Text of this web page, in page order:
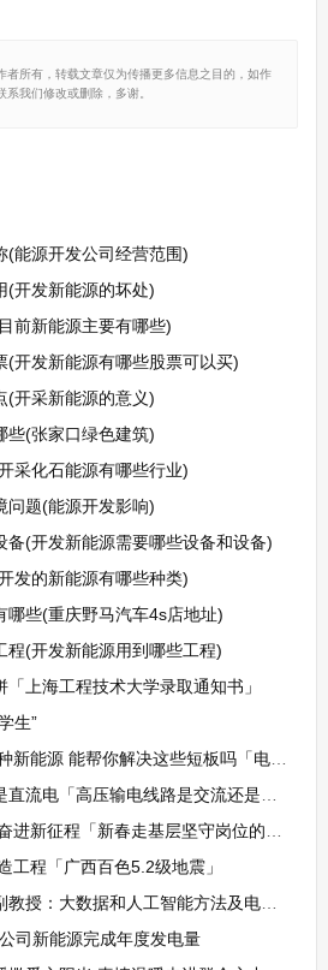
者所有，转载文章仅为传播更多信息之目的，如作
我们修改或删除，多谢。
(能源开发公司经营范围)
(开发新能源的坏处)
前新能源主要有哪些)
(开发新能源有哪些股票可以买)
(开采新能源的意义)
些(张家口绿色建筑)
采化石能源有哪些行业)
问题(能源开发影响)
备(开发新能源需要哪些设备和设备)
发的新能源有哪些种类)
哪些(重庆野马汽车4s店地址)
程(开发新能源用到哪些工程)
上海工程技术大学录取通知书」
生”
源 能帮你解决这些短板吗「电动车 环保」
电「高压输电线路是交流还是直流」
征程「新春走基层坚守岗位的加油人」
工程「广西百色5.2级地震」
：大数据和人工智能方法及电力系统应用
司新能源完成年度发电量